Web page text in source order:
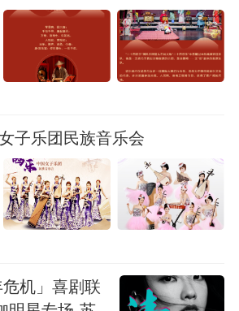
子乐团民族音乐会
机」喜剧联